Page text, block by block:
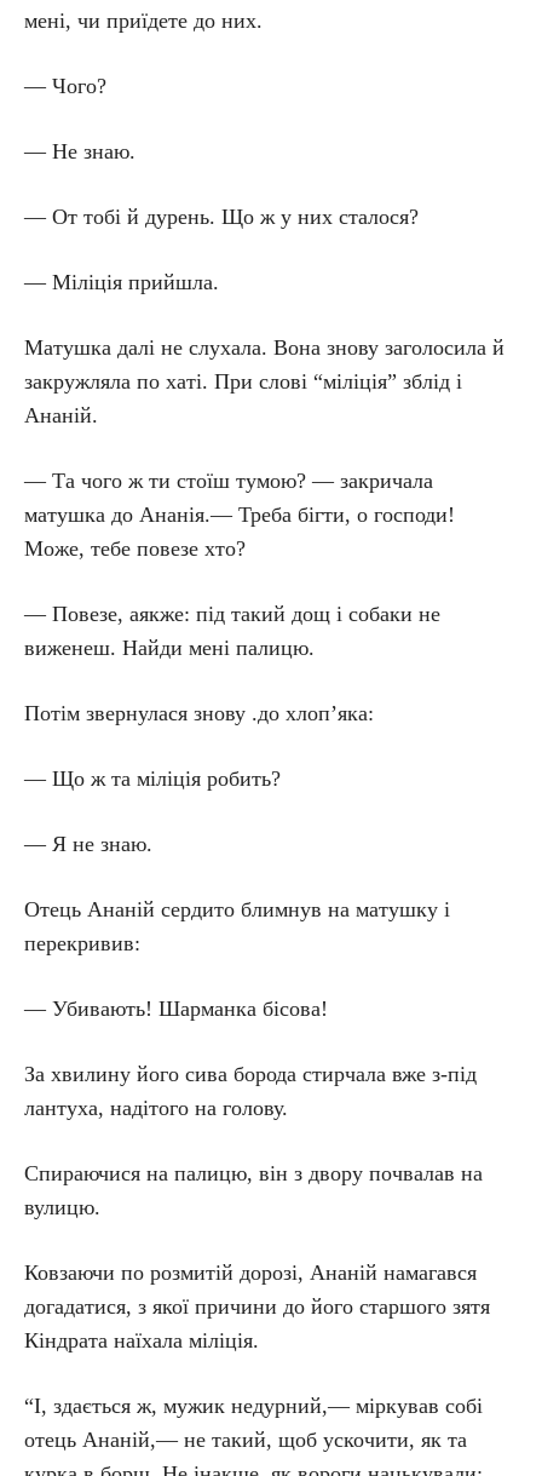
мені, чи приїдете до них.
— Чого?
— Не знаю.
— От тобі й дурень. Що ж у них сталося?
— Міліція прийшла.
Матушка далі не слухала. Вона знову заголосила й
закружляла по хаті. При слові “міліція” зблід і
Ананій.
— Та чого ж ти стоїш тумою? — закричала
матушка до Ананія.— Треба бігти, о господи!
Може, тебе повезе хто?
— Повезе, аякже: під такий дощ і собаки не
виженеш. Найди мені палицю.
Потім звернулася знову .до хлоп’яка:
— Що ж та міліція робить?
— Я не знаю.
Отець Ананій сердито блимнув на матушку і
перекривив:
— Убивають! Шарманка бісова!
За хвилину його сива борода стирчала вже з-під
лантуха, надітого на голову.
Спираючися на палицю, він з двору почвалав на
вулицю.
Ковзаючи по розмитій дорозі, Ананій намагався
догадатися, з якої причини до його старшого зятя
Кіндрата наїхала міліція.
“І, здається ж, мужик недурний,— міркував собі
отець Ананій,— не такий, щоб ускочити, як та